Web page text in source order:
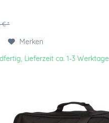
€ *
Merken
Lieferzeit ca. 1-3 Werktage